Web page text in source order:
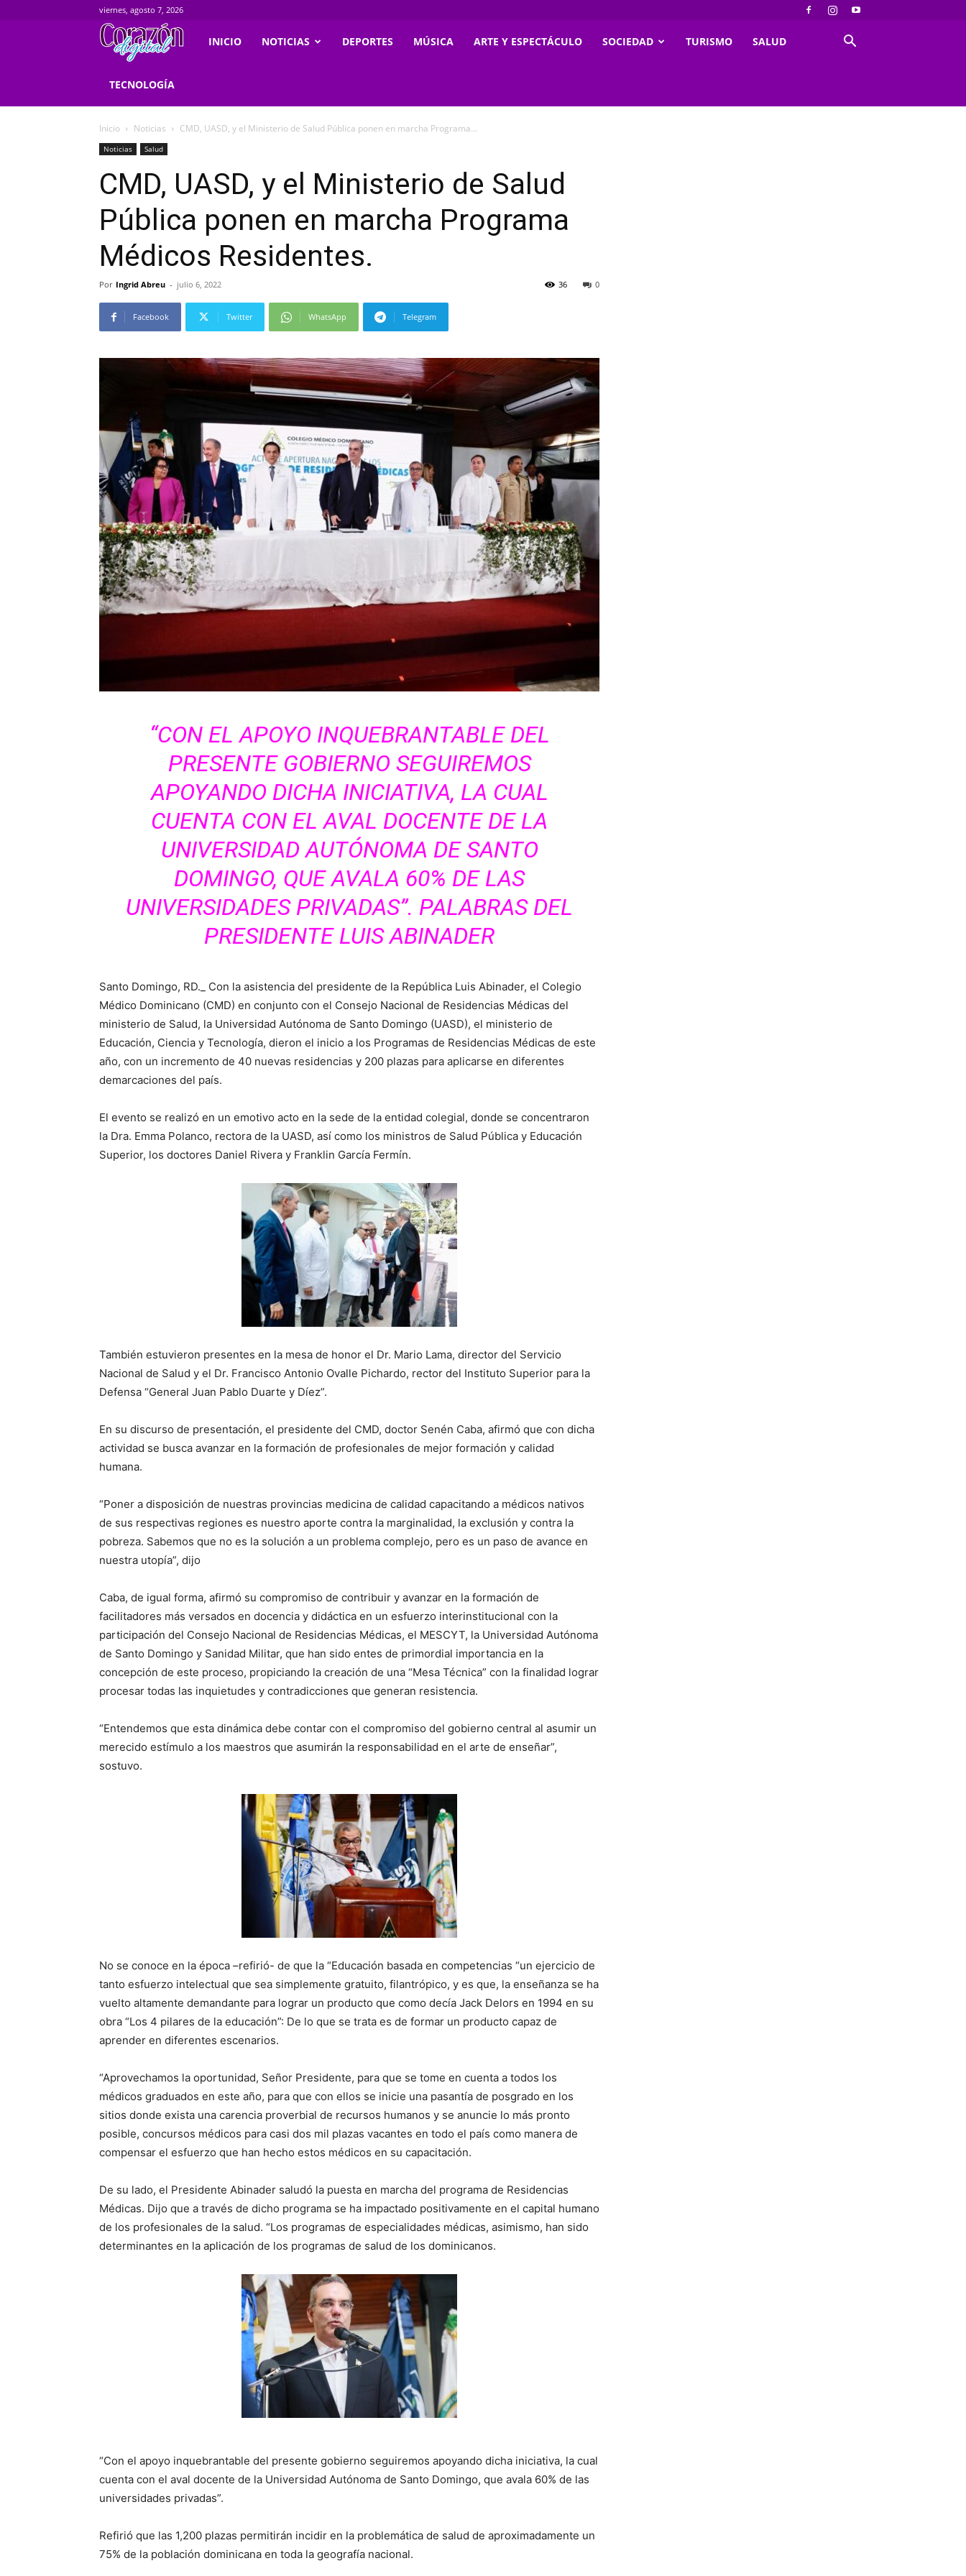
viernes, agosto 7, 2026
Corazondigital.net
INICIO NOTICIAS DEPORTES MÚSICA ARTE Y ESPECTÁCULO SOCIEDAD TURISMO SALUD
TECNOLOGÍA
Inicio Noticias CMD, UASD, y el Ministerio de Salud Pública ponen en marcha Programa...
Noticias Salud
CMD, UASD, y el Ministerio de Salud
Pública ponen en marcha Programa
Médicos Residentes.
Por Ingrid Abreu - julio 6, 2022 0
36
Facebook Twitter WhatsApp Telegram
“CON EL APOYO INQUEBRANTABLE DEL
PRESENTE GOBIERNO SEGUIREMOS
APOYANDO DICHA INICIATIVA, LA CUAL
CUENTA CON EL AVAL DOCENTE DE LA
UNIVERSIDAD AUTÓNOMA DE SANTO
DOMINGO, QUE AVALA 60% DE LAS
UNIVERSIDADES PRIVADAS”. PALABRAS DEL
PRESIDENTE LUIS ABINADER
Santo Domingo, RD._ Con la asistencia del presidente de la República Luis Abinader, el Colegio
Médico Dominicano (CMD) en conjunto con el Consejo Nacional de Residencias Médicas del
ministerio de Salud, la Universidad Autónoma de Santo Domingo (UASD), el ministerio de
Educación, Ciencia y Tecnología, dieron el inicio a los Programas de Residencias Médicas de este
año, con un incremento de 40 nuevas residencias y 200 plazas para aplicarse en diferentes
demarcaciones del país.
El evento se realizó en un emotivo acto en la sede de la entidad colegial, donde se concentraron
la Dra. Emma Polanco, rectora de la UASD, así como los ministros de Salud Pública y Educación
Superior, los doctores Daniel Rivera y Franklin García Fermín.
También estuvieron presentes en la mesa de honor el Dr. Mario Lama, director del Servicio
Nacional de Salud y el Dr. Francisco Antonio Ovalle Pichardo, rector del Instituto Superior para la
Defensa “General Juan Pablo Duarte y Díez”.
En su discurso de presentación, el presidente del CMD, doctor Senén Caba, afirmó que con dicha
actividad se busca avanzar en la formación de profesionales de mejor formación y calidad
humana.
“Poner a disposición de nuestras provincias medicina de calidad capacitando a médicos nativos
de sus respectivas regiones es nuestro aporte contra la marginalidad, la exclusión y contra la
pobreza. Sabemos que no es la solución a un problema complejo, pero es un paso de avance en
nuestra utopía”, dijo
Caba, de igual forma, afirmó su compromiso de contribuir y avanzar en la formación de
facilitadores más versados en docencia y didáctica en un esfuerzo interinstitucional con la
participación del Consejo Nacional de Residencias Médicas, el MESCYT, la Universidad Autónoma
de Santo Domingo y Sanidad Militar, que han sido entes de primordial importancia en la
concepción de este proceso, propiciando la creación de una “Mesa Técnica” con la finalidad lograr
procesar todas las inquietudes y contradicciones que generan resistencia.
“Entendemos que esta dinámica debe contar con el compromiso del gobierno central al asumir un
merecido estímulo a los maestros que asumirán la responsabilidad en el arte de enseñar”,
sostuvo.
No se conoce en la época –refirió- de que la “Educación basada en competencias “un ejercicio de
tanto esfuerzo intelectual que sea simplemente gratuito, filantrópico, y es que, la enseñanza se ha
vuelto altamente demandante para lograr un producto que como decía Jack Delors en 1994 en su
obra “Los 4 pilares de la educación”: De lo que se trata es de formar un producto capaz de
aprender en diferentes escenarios.
“Aprovechamos la oportunidad, Señor Presidente, para que se tome en cuenta a todos los
médicos graduados en este año, para que con ellos se inicie una pasantía de posgrado en los
sitios donde exista una carencia proverbial de recursos humanos y se anuncie lo más pronto
posible, concursos médicos para casi dos mil plazas vacantes en todo el país como manera de
compensar el esfuerzo que han hecho estos médicos en su capacitación.
De su lado, el Presidente Abinader saludó la puesta en marcha del programa de Residencias
Médicas. Dijo que a través de dicho programa se ha impactado positivamente en el capital humano
de los profesionales de la salud. “Los programas de especialidades médicas, asimismo, han sido
determinantes en la aplicación de los programas de salud de los dominicanos.
“Con el apoyo inquebrantable del presente gobierno seguiremos apoyando dicha iniciativa, la cual
cuenta con el aval docente de la Universidad Autónoma de Santo Domingo, que avala 60% de las
universidades privadas”.
Refirió que las 1,200 plazas permitirán incidir en la problemática de salud de aproximadamente un
75% de la población dominicana en toda la geografía nacional.